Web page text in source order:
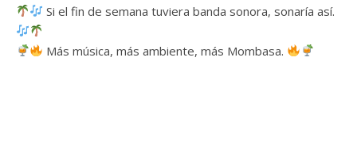
Si el fin de semana tuviera banda sonora, sonaría así.
Más música, más ambiente, más Mombasa.